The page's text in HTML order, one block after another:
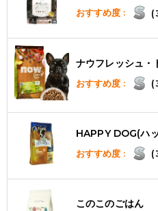
おすすめ度 :
ナウフレッシュ・
おすすめ度 :
HAPPY DOG(ハ
おすすめ度 :
このこのごはん